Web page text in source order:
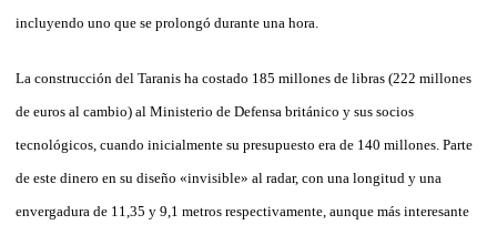
incluyendo uno que se prolongó durante una hora.
La construcción del Taranis ha costado 185 millones de libras (222 millones
de euros al cambio) al Ministerio de Defensa británico y sus socios
tecnológicos, cuando inicialmente su presupuesto era de 140 millones. Parte
de este dinero en su diseño «invisible» al radar, con una longitud y una
envergadura de 11,35 y 9,1 metros respectivamente, aunque más interesante